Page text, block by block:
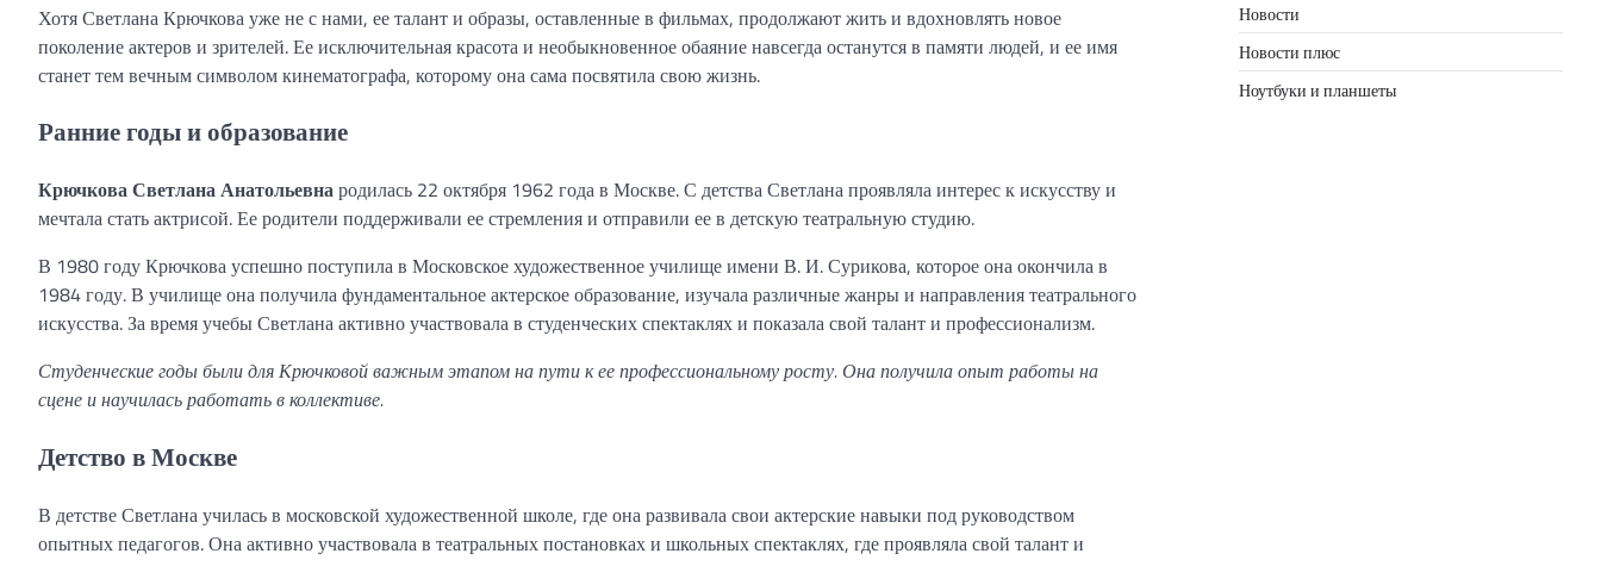
Хотя Светлана Крючкова уже не с нами, ее талант и образы, оставленные в фильмах, продолжают жить и вдохновлять новое
поколение актеров и зрителей. Ее исключительная красота и необыкновенное обаяние навсегда останутся в памяти людей, и ее имя
станет тем вечным символом кинематографа, которому она сама посвятила свою жизнь.
Ранние годы и образование
Крючкова Светлана Анатольевнародилась 22 октября 1962 года в Москве. С детства Светлана проявляла интерес к искусству и
мечтала стать актрисой. Ее родители поддерживали ее стремления и отправили ее в детскую театральную студию.
В 1980 году Крючкова успешно поступила в Московское художественное училище имени В. И. Сурикова, которое она окончила в
1984 году. В училище она получила фундаментальное актерское образование, изучала различные жанры и направления театрального
искусства. За время учебы Светлана активно участвовала в студенческих спектаклях и показала свой талант и профессионализм.
Студенческие годы были для Крючковой важным этапом на пути к ее профессиональному росту. Она получила опыт работы на
сцене и научилась работать в коллективе.
Детство в Москве
В детстве Светлана училась в московской художественной школе, где она развивала свои актерские навыки под руководством
опытных педагогов. Она активно участвовала в театральных постановках и школьных спектаклях, где проявляла свой талант и
Новости
Новости плюс
Ноутбуки и планшеты